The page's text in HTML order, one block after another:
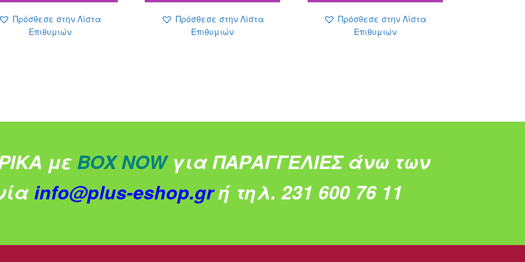
Πρόσθεσε στην Λίστα
Επιθυμιών
Πρόσθεσε στην Λίστα
Επιθυμιών
Πρόσθεσε στην Λίστα
Επιθυμιών
με BOX NOW για ΠΑΡΑΓΓΕΛΙΕΣ άνω των
info@plus-eshop.grή τηλ. 231 600 76 11